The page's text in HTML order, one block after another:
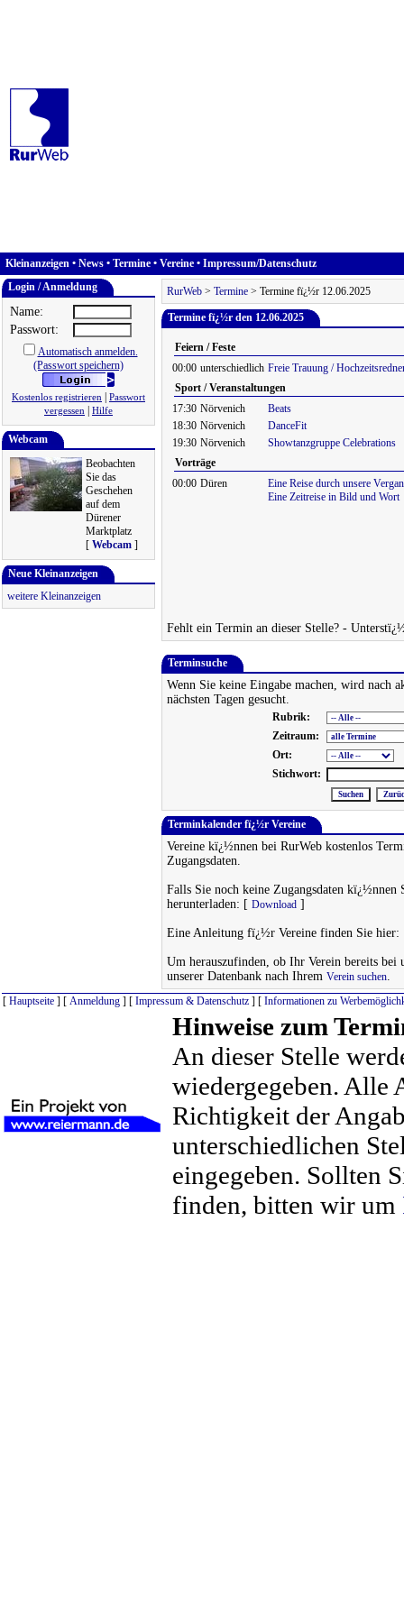
Kleinanzeigen • News • Termine • Vereine • Impressum/Datenschutz
Login / Anmeldung
Name:
Passwort:
Automatisch anmelden.
(Passwort speichern)
Kostenlos registrieren
Passwort
vergessen
Hilfe
Webcam
Beobachten
Sie das
Geschehen
auf dem
Dürener
Marktplatz
[ Webcam ]
Neue Kleinanzeigen
weitere Kleinanzeigen
RurWeb > Termine > Termine fï¿½r 12.06.2025
Termine fï¿½r den 12.06.2025
Feiern / Feste
00:00 unterschiedlich Freie Trauung /
Sport / Veranstaltungen
17:30 Nörvenich
Beats
18:30 Nörvenich
DanceFit
19:30 Nörvenich
Showtanzgruppe Celebrations
Vorträge
00:00 Düren
Eine Reise durch unsere
Eine Zeitreise in Bild und Wort
Fehlt ein Termin an dieser Stelle? -
Terminsuche
Wenn Sie keine Eingabe machen, wird nach
nächsten Tagen gesucht.
Rubrik:
Zeitraum:
Ort:
Stichwort:
Terminkalender fï¿½r Vereine
Vereine kï¿½nnen bei RurWeb kostenlos
Zugangsdaten.
Falls Sie noch keine Zugangsdaten
herunterladen: [ Download ]
Eine Anleitung fï¿½r Vereine finden Sie
Um herauszufinden, ob Ihr Verein bereits
unserer Datenbank nach Ihrem Verein suchen.
[ Hauptseite ] [ Anmeldung ] [ Impressum & Datenschutz ] [ Informationen zu
Hinweise zum
An dieser Stelle
wiedergegeben. Alle
Richtigkeit der
unterschiedlichen
eingegeben. Sollten
finden, bitten wir um